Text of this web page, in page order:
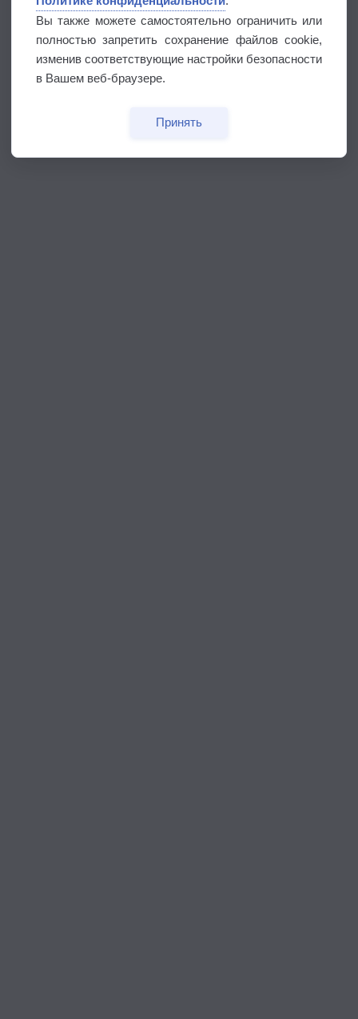
Вы также можете самостоятельно ограничить или
полностью запретить сохранение файлов cookie,
изменив соответствующие настройки безопасности
в Вашем веб-браузере.
Принять